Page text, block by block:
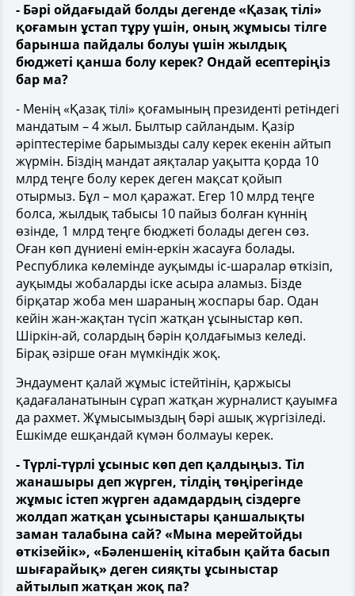
- Бәрі ойдағыдай болды дегенде «Қазақ тілі»
қоғамын ұстап тұру үшін, оның жұмысы тілге
барынша пайдалы болуы үшін жылдық
бюджеті қанша болу керек? Ондай есептеріңіз
бар ма?
- Менің «Қазақ тілі» қоғамының президенті ретіндегі
мандатым – 4 жыл. Былтыр сайландым. Қазір
әріптестеріме барымызды салу керек екенін айтып
жүрмін. Біздің мандат аяқталар уақытта қорда 10
млрд теңге болу керек деген мақсат қойып
отырмыз. Бұл – мол қаражат. Егер 10 млрд теңге
болса, жылдық табысы 10 пайыз болған күннің
өзінде, 1 млрд теңге бюджеті болады деген сөз.
Оған көп дүниені емін-еркін жасауға болады.
Республика көлемінде ауқымды іс-шаралар өткізіп,
ауқымды жобаларды іске асыра аламыз. Бізде
бірқатар жоба мен шараның жоспары бар. Одан
кейін жан-жақтан түсіп жатқан ұсыныстар көп.
Шіркін-ай, солардың бәрін қолдағымыз келеді.
Бірақ әзірше оған мүмкіндік жоқ.
Эндаумент қалай жұмыс істейтінін, қаржысы
қадағаланатынын сұрап жатқан журналист қауымға
да рахмет. Жұмысымыздың бәрі ашық жүргізіледі.
Ешкімде ешқандай күмән болмауы керек.
- Түрлі-түрлі ұсыныс көп деп қалдыңыз. Тіл
жанашыры деп жүрген, тілдің төңірегінде
жұмыс істеп жүрген адамдардың сіздерге
жолдап жатқан ұсыныстары қаншалықты
заман талабына сай? «Мына мерейтойды
өткізейік», «Бәленшенің кітабын қайта басып
шығарайық» деген сияқты ұсыныстар
айтылып жатқан жоқ па?